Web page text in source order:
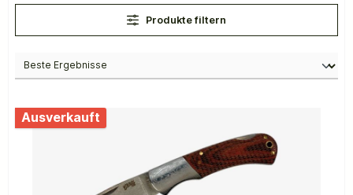
Produkte filtern
Ausverkauft